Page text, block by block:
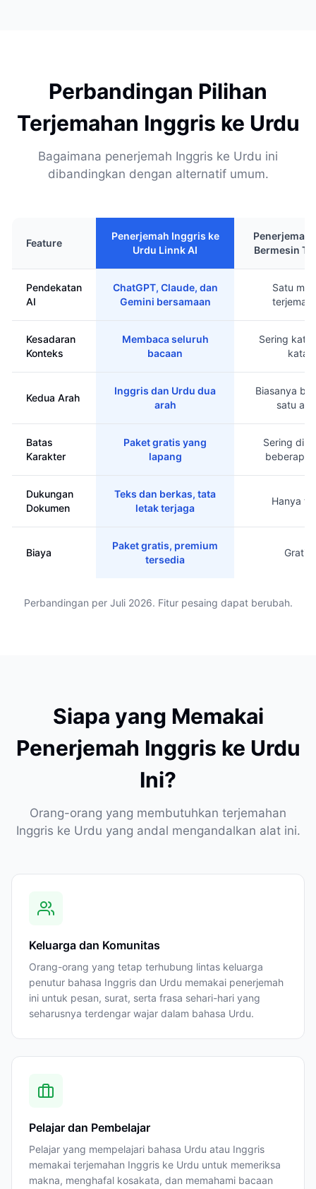
Perbandingan Pilihan
Terjemahan Inggris ke Urdu
Bagaimana penerjemah Inggris ke Urdu ini
dibandingkan dengan alternatif umum.
Feature
Penerjemah Inggris ke
Urdu Linnk AI
Penerjemah
Bermesin
Pendekatan
AI
ChatGPT, Claude, dan
Gemini bersamaan
Satu
Kesadaran
Konteks
Membaca seluruh
bacaan
Sering kata
kata
Kedua Arah
Inggris dan Urdu dua
arah
Biasanya
satu
Batas
Karakter
Paket gratis yang
lapang
Sering
beberapa
Dukungan
Dokumen
Teks dan berkas, tata
letak terjaga
Hanya
Biaya
Paket gratis, premium
tersedia
Gratis
Perbandingan per Juli 2026. Fitur pesaing dapat berubah.
Siapa yang Memakai
Penerjemah Inggris ke Urdu
Ini?
Orang-orang yang membutuhkan terjemahan
Inggris ke Urdu yang andal mengandalkan alat ini.
Keluarga dan Komunitas
Orang-orang yang tetap terhubung lintas keluarga
penutur bahasa Inggris dan Urdu memakai penerjemah
ini untuk pesan, surat, serta frasa sehari-hari yang
seharusnya terdengar wajar dalam bahasa Urdu.
Pelajar dan Pembelajar
Pelajar yang mempelajari bahasa Urdu atau Inggris
memakai terjemahan Inggris ke Urdu untuk memeriksa
makna, menghafal kosakata, dan memahami bacaan